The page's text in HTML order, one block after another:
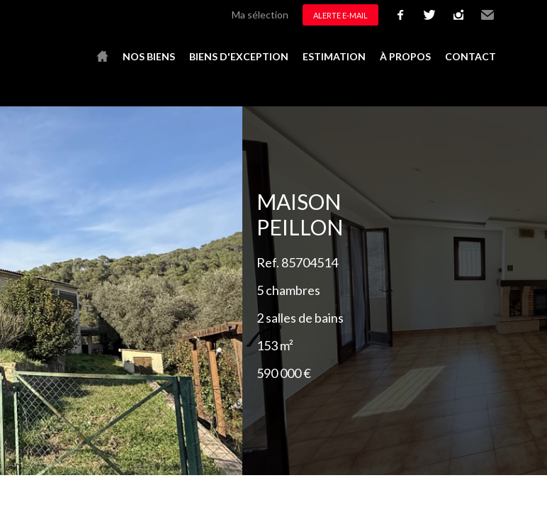
Ma sélection ALERTE E-MAIL
NOS BIENS BIENS D'EXCEPTION ESTIMATION À PROPOS CONTACT
MAISON
PEILLON
Ref. 85704514
5 chambres
2 salles de bains
153 m²
590 000 €